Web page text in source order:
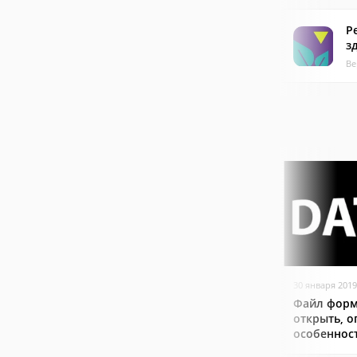
30 января 2019
Файл
открыть,